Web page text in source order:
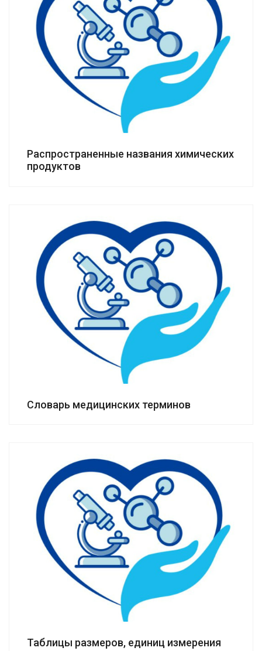
Распространенные названия химических
продуктов
Словарь медицинских терминов
Таблицы размеров, единиц измерения